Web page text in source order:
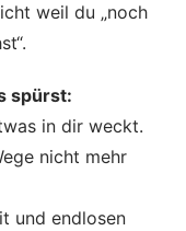
weil du „noch
spürst:
in dir weckt.
nicht mehr
und endlosen